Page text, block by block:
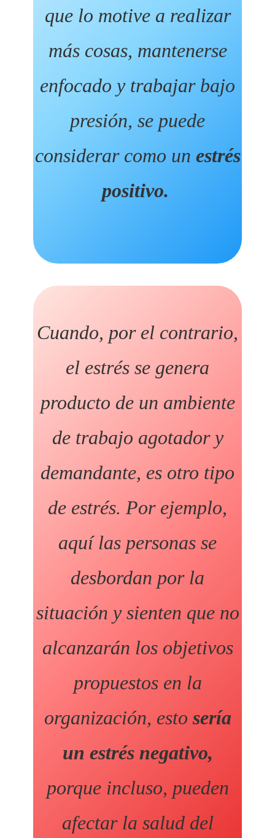
que lo motive a realizar
más cosas, mantenerse
enfocado y trabajar bajo
presión, se puede
considerar como un estrés
positivo.
Cuando, por el contrario,
el estrés se genera
producto de un ambiente
de trabajo agotador y
demandante, es otro tipo
de estrés. Por ejemplo,
aquí las personas se
desbordan por la
situación y sienten que no
alcanzarán los objetivos
propuestos en la
organización, esto sería
un estrés negativo,
porque incluso, pueden
afectar la salud del